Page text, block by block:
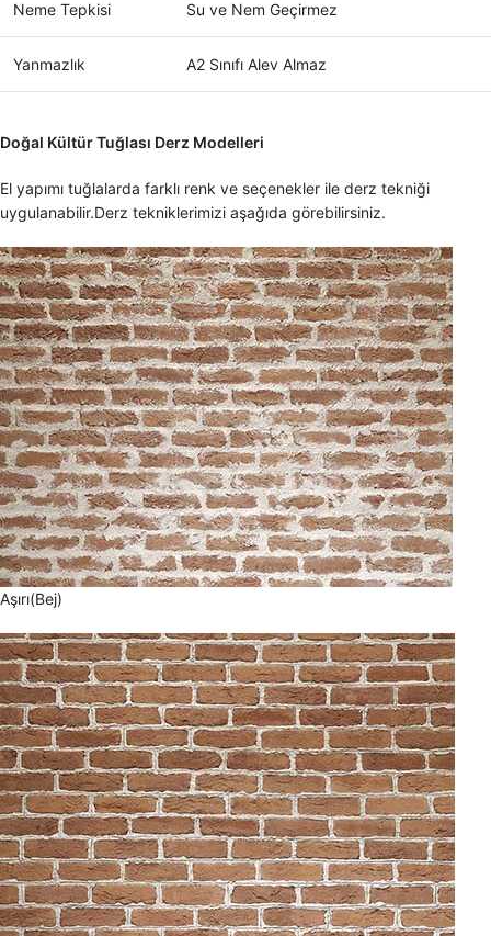
Neme Tepkisi Su ve Nem Geçirmez
Yanmazlık A2 Sınıfı Alev Almaz
Doğal Kültür Tuğlası Derz Modelleri
El yapımı tuğlalarda farklı renk ve seçenekler ile derz tekniği
uygulanabilir.Derz tekniklerimizi aşağıda görebilirsiniz.
Aşırı(Bej)